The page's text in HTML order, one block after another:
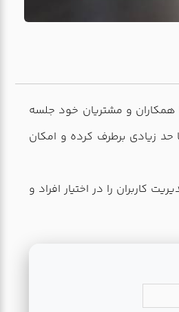
همکاران و مشتریان خود جلسه
زیادی برطرف کرده و امکان
را در اختیار افراد و